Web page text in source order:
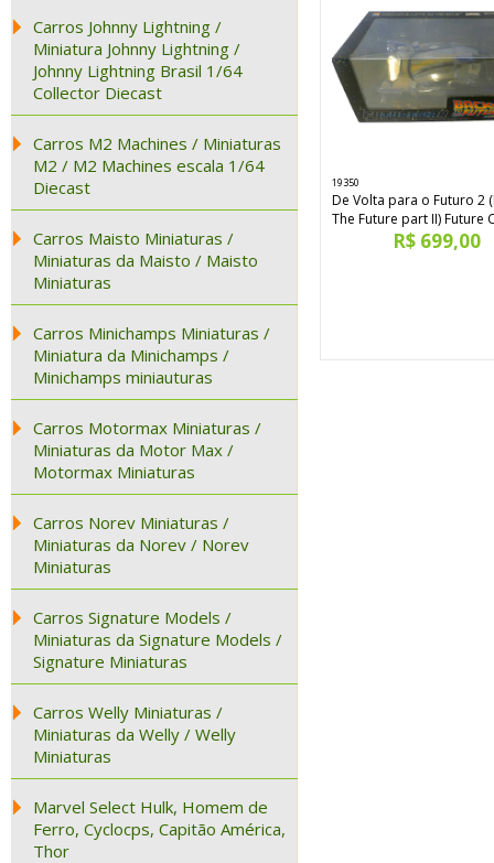
Carros Johnny Lightning /
Miniatura Johnny Lightning /
Johnny Lightning Brasil 1/64
Collector Diecast
Carros M2 Machines / Miniaturas
M2 / M2 Machines escala 1/64
Diecast
Carros Maisto Miniaturas /
Miniaturas da Maisto / Maisto
Miniaturas
Carros Minichamps Miniaturas /
Miniatura da Minichamps /
Minichamps miniauturas
Carros Motormax Miniaturas /
Miniaturas da Motor Max /
Motormax Miniaturas
Carros Norev Miniaturas /
Miniaturas da Norev / Norev
Miniaturas
Carros Signature Models /
Miniaturas da Signature Models /
Signature Miniaturas
Carros Welly Miniaturas /
Miniaturas da Welly / Welly
Miniaturas
Marvel Select Hulk, Homem de
Ferro, Cyclocps, Capitão América,
Thor
19350
De Volta para o Futuro 2
The Future part II) Future
R$ 699,00